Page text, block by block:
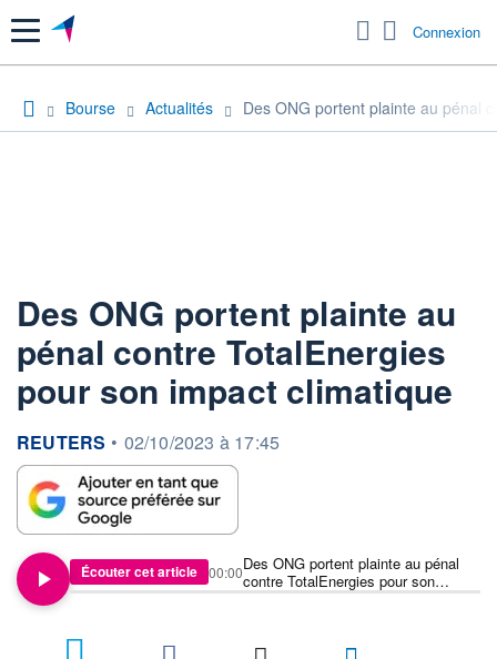
Menu Connexion
Bourse Actualités Des ONG portent plainte au pénal
Des ONG portent plainte au
pénal contre TotalEnergies
pour son impact climatique
information fournie par
REUTERS • 02/10/2023 à 17:45
Écouter cet article
Des ONG portent plainte au pénal
contre TotalEnergies pour son
impact climatique
00:00